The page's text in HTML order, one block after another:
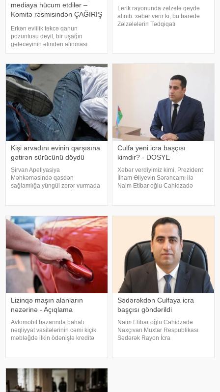
mediaya hücum etdilər –
Komitə rəsmisindən ÇAĞIRIŞ
Erkən evlilik təkcə qanun
pozuntusu deyil, bir uşağın
gələcəyinin əlindən alınması
deməkdir. xəbər verir ki, bunu Ailə,
Dövlət Komitəsinin mətbuat katibi
Teymur Mərdanoğlu deyib. Onun
sözlərin
Lerik rayonunda zəlzələ qeydə
alınıb. xəbər verir ki, bu barədə
Zəlzələlərin Tədqiqatı
episentri 24 km. dərinlikdə olub.
Məlumat
Kişi arvadını evinin qarşısına
gətirən sürücünü döydü
Şirvan Apellyasiya
Məhkəməsində qəsdən
sağlamlığa yüngül zərər vurmada
şikayəti üzrə məhkəmə prosesi
başa çatıb. -a istinadə
Culfa yeni icra başçısı
kimdir? - DOSYE
Xəbər verdiyimiz kimi, Prezident
İlham Əliyevin Sərəncamı ilə
Naim Etibar oğlu Cahidzadə
vəzifəsindən azad edilərək
Naxçıvan Muxtar Respublikası
Lizinqə maşın alanların
nəzərinə - Açıqlama
Avtomobil bazarında bahalı
nəqliyyat vasitələrinin cəmi kiçik
məbləğdə ilkin ödənişlə kreditə
şərtləri və ümumi kredit yükü il
Sədərəkdən Culfaya icra
başçısı göndərildi
Naim Etibar oğlu Cahidzadə
Naxçıvan Muxtar Respublikası
Sədərək Rayon İcra